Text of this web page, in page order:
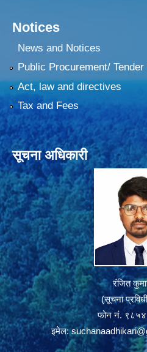
Notices
News and Notices
Public Procurement/
Act, law and directives
Tax and Fees
सूचना अधिकारी
रंजित
(सूचना
फोन नं.
इमेल: